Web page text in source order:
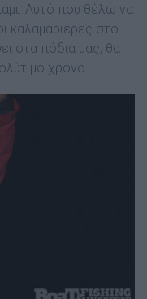
Αυτό που θέλω να
καλαμαριέρες στο
στα πόδια μας, θα
χρόνο.